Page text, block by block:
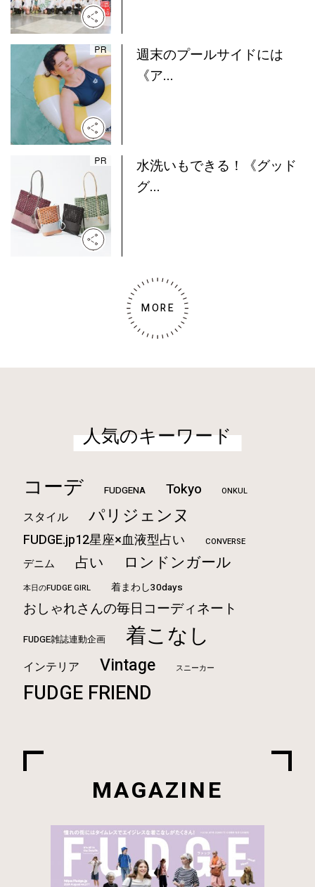
週末のプールサイドには
《ア...
水洗いもできる！《グッド
グ...
MORE
人気のキーワード
コーデ FUDGENA Tokyo ONKUL
スタイル パリジェンヌ
FUDGE.jp12星座×血液型占い CONVERSE
デニム 占い ロンドンガール
本日のFUDGE GIRL 着まわし30days
おしゃれさんの毎日コーディネート
FUDGE雑誌連動企画 着こなし
インテリア Vintage スニーカー
FUDGE FRIEND
MAGAZINE